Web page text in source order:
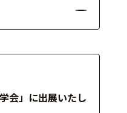
領域における先進技術
会」に出展いたし